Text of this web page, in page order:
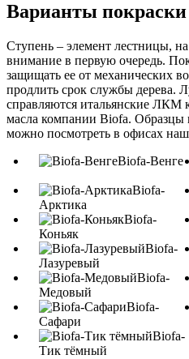
Варианты покраски
Ступень – элемент лестницы,
внимание в первую очередь.
защищать ее от механических
продлить срок службы дерева.
справляются итальянские ЛКМ
масла компании Biofa.
можно посмотреть в офисах
Biofa-Венге
Biofa-
Арктика
Biofa-
Коньяк
Biofa-
Лазуревый
Biofa-
Медовый
Biofa-
Сафари
Biofa-
Тик тёмный